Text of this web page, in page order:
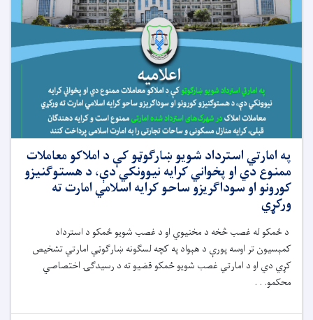
په امارتي استرداد شویو ښارګوټو کې د املاکو معاملات
ممنوع دي او پخواني کرایه نیوونکي دې، د هستوګنیزو
کورونو او سوداګریزو ساحو کرایه اسلامي امارت ته
ورکړي
د ځمکو له غصب څخه د مخنیوي او د غصب شویو ځمکو د استرداد
کمېسيون تر اوسه پورې د هېواد په کچه لسګونه ښارګوټي امارتي تشخيص
کړي دي او د امارتي غصب شويو ځمکو قضیو ته د رسیدګۍ اختصاصي
محکمو. . .